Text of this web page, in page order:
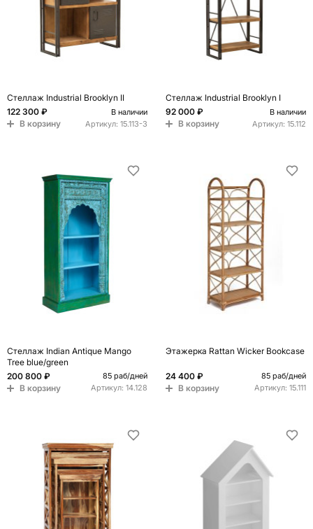
Стеллаж Industrial Brooklyn II
122 300 ₽
В наличии
В корзину Артикул: 15.113-3
Стеллаж Industrial Brooklyn I
92 000 ₽
В наличии
В корзину Артикул: 15.112
Стеллаж Indian Antique Mango
Tree blue/green
200 800 ₽
85 раб/дней
В корзину Артикул: 14.128
Этажерка Rattan Wicker Bookcase
24 400 ₽ 85 раб/дней
В корзину Артикул: 15.111